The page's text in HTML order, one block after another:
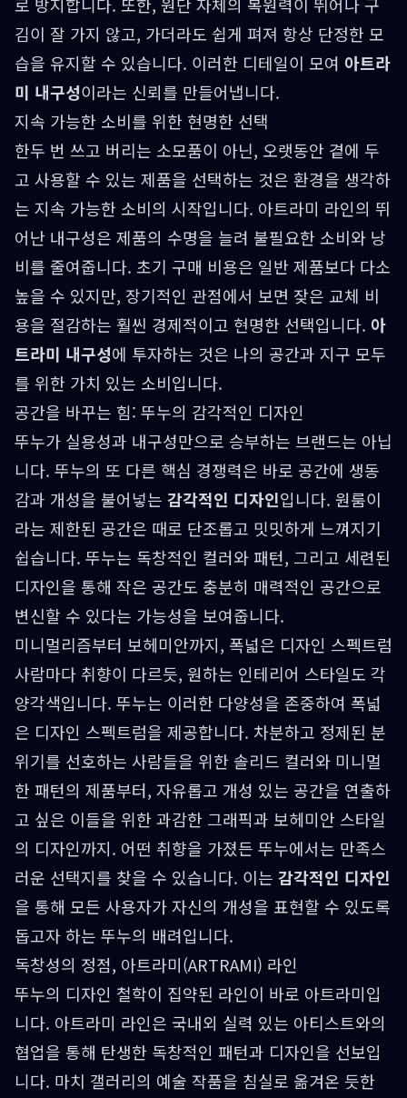
김이 잘 가지 않고, 가더라도 쉽게 펴져 항상 단정한 모
습을 유지할 수 있습니다. 이러한 디테일이 모여 아트라
미 내구성이라는 신뢰를 만들어냅니다.
지속 가능한 소비를 위한 현명한 선택
한두 번 쓰고 버리는 소모품이 아닌, 오랫동안 곁에 두
고 사용할 수 있는 제품을 선택하는 것은 환경을 생각하
는 지속 가능한 소비의 시작입니다. 아트라미 라인의 뛰
어난 내구성은 제품의 수명을 늘려 불필요한 소비와 낭
비를 줄여줍니다. 초기 구매 비용은 일반 제품보다 다소
높을 수 있지만, 장기적인 관점에서 보면 잦은 교체 비
용을 절감하는 훨씬 경제적이고 현명한 선택입니다. 아
트라미 내구성에 투자하는 것은 나의 공간과 지구 모두
를 위한 가치 있는 소비입니다.
공간을 바꾸는 힘: 뚜누의 감각적인 디자인
뚜누가 실용성과 내구성만으로 승부하는 브랜드는 아닙
니다. 뚜누의 또 다른 핵심 경쟁력은 바로 공간에 생동
감과 개성을 불어넣는 감각적인 디자인입니다. 원룸이
라는 제한된 공간은 때로 단조롭고 밋밋하게 느껴지기
쉽습니다. 뚜누는 독창적인 컬러와 패턴, 그리고 세련된
디자인을 통해 작은 공간도 충분히 매력적인 공간으로
변신할 수 있다는 가능성을 보여줍니다.
미니멀리즘부터 보헤미안까지, 폭넓은 디자인 스펙트럼
사람마다 취향이 다르듯, 원하는 인테리어 스타일도 각
양각색입니다. 뚜누는 이러한 다양성을 존중하여 폭넓
은 디자인 스펙트럼을 제공합니다. 차분하고 정제된 분
위기를 선호하는 사람들을 위한 솔리드 컬러와 미니멀
한 패턴의 제품부터, 자유롭고 개성 있는 공간을 연출하
고 싶은 이들을 위한 과감한 그래픽과 보헤미안 스타일
의 디자인까지. 어떤 취향을 가졌든 뚜누에서는 만족스
러운 선택지를 찾을 수 있습니다. 이는 감각적인 디자인
을 통해 모든 사용자가 자신의 개성을 표현할 수 있도록
돕고자 하는 뚜누의 배려입니다.
독창성의 정점, 아트라미(ARTRAMI) 라인
뚜누의 디자인 철학이 집약된 라인이 바로 아트라미입
니다. 아트라미 라인은 국내외 실력 있는 아티스트와의
협업을 통해 탄생한 독창적인 패턴과 디자인을 선보입
니다. 마치 갤러리의 예술 작품을 침실로 옮겨온 듯한